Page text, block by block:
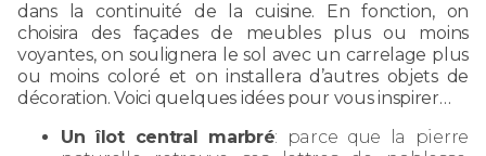
dans la continuité de la cuisine. En fonction, on
choisira des façades de meubles plus ou moins
voyantes, on soulignera le sol avec un carrelage plus
ou moins coloré et on installera d’autres objets de
décoration. Voici quelques idées pour vous inspirer…
Un îlot central marbré: parce que la pierre